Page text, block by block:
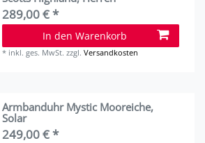
289,00 € *
In den Warenkorb
* inkl. ges. MwSt. zzgl.Versandkosten
Armbanduhr Mystic Mooreiche,
Solar
249,00 € *